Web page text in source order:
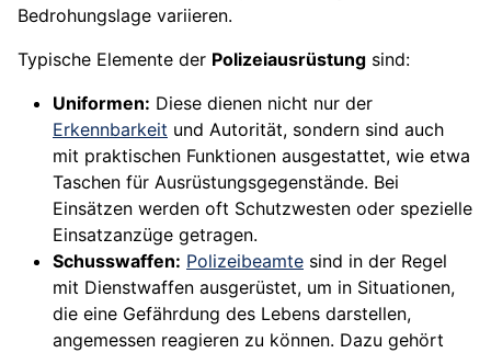
Bedrohungslage variieren.
Typische Elemente der Polizeiausrüstung sind:
Uniformen: Diese dienen nicht nur der
Erkennbarkeit und Autorität, sondern sind auch
mit praktischen Funktionen ausgestattet, wie etwa
Taschen für Ausrüstungsgegenstände. Bei
Einsätzen werden oft Schutzwesten oder spezielle
Einsatzanzüge getragen.
Schusswaffen: Polizeibeamte sind in der Regel
mit Dienstwaffen ausgerüstet, um in Situationen,
die eine Gefährdung des Lebens darstellen,
angemessen reagieren zu können. Dazu gehört